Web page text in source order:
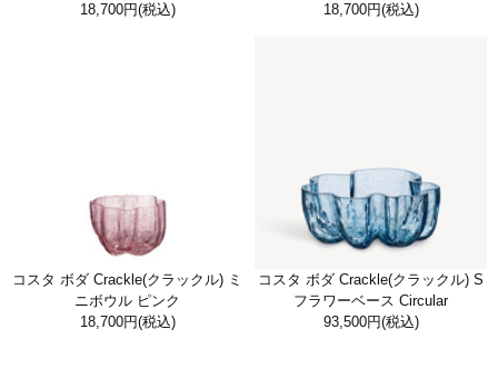
18,700円(税込)
18,700円(税込)
コスタ ボダ Crackle(クラックル) ミ
ニボウル ピンク
18,700円(税込)
コスタ ボダ Crackle(クラックル) S
フラワーベース Circular
93,500円(税込)